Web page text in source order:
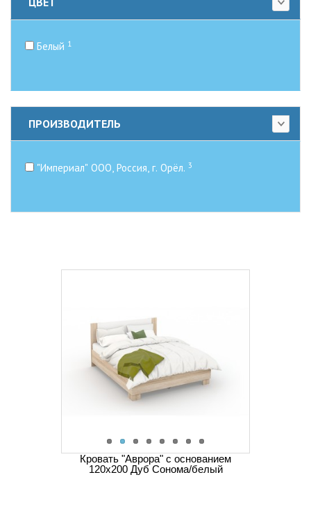
Белый 1
ПРОИЗВОДИТЕЛЬ
"Империал" ООО, Россия, г. Орёл. 3
Кровать "Аврора" с основанием
120х200 Дуб Сонома/белый